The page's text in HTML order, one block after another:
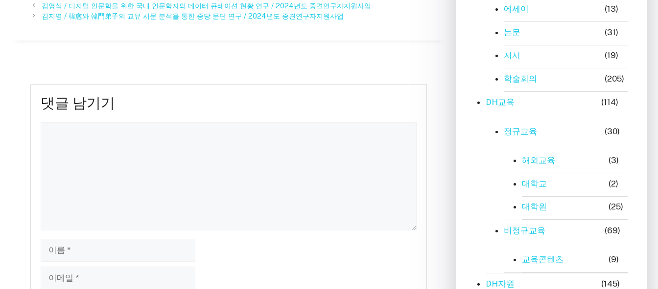
테
고
김영식 / 디지털 인문학을 위한 국내 인문학자의 데이터 큐레이션 현황 연구 / 2024년도 중견연구자지원사업
김지영 / 韓愈와 韓門弟子의 교유 시문 분석을 통한 중당 문단 연구 / 2024년도 중견연구자지원사업
댓글 남기기
에세이 (13)
논문 (31)
저서 (19)
학술회의 (205)
DH교육 (114)
정규교육 (30)
해외교육 (3)
대학교 (2)
대학원 (25)
비정규교육 (69)
교육콘텐츠 (9)
DH자원 (145)